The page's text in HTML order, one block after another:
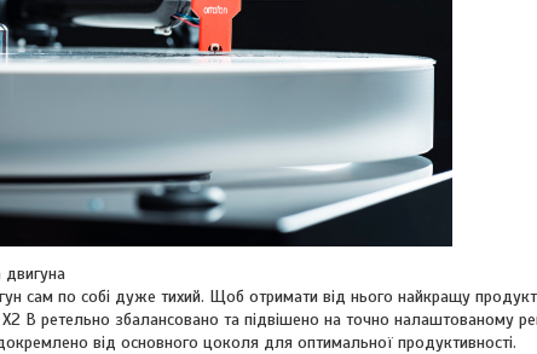
двигуна
сам по собі дуже тихий. Щоб отримати від нього найкращу
B ретельно збалансовано та підвішено на точно налаштованому
від основного цоколя для оптимальної продуктивності.